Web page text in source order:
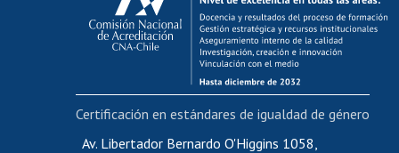
Funcionarias/os
Cursos internos de capacitación
Bienestar del personal
Portal de movilidad interna
Certificado de renta
Av. Libertador Bernardo O'Higgins 1058,
Certificación en estándares de igualdad de género